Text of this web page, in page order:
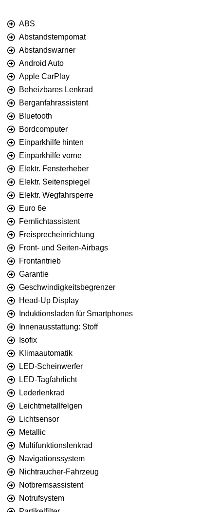
ABS
Abstandstempomat
Abstandswarner
Android Auto
Apple CarPlay
Beheizbares Lenkrad
Berganfahrassistent
Bluetooth
Bordcomputer
Einparkhilfe hinten
Einparkhilfe vorne
Elektr. Fensterheber
Elektr. Seitenspiegel
Elektr. Wegfahrsperre
Euro 6e
Fernlichtassistent
Freisprecheinrichtung
Front- und Seiten-Airbags
Frontantrieb
Garantie
Geschwindigkeitsbegrenzer
Head-Up Display
Induktionsladen für Smartphones
Innenausstattung: Stoff
Isofix
Klimaautomatik
LED-Scheinwerfer
LED-Tagfahrlicht
Lederlenkrad
Leichtmetallfelgen
Lichtsensor
Metallic
Multifunktionslenkrad
Navigationssystem
Nichtraucher-Fahrzeug
Notbremsassistent
Notrufsystem